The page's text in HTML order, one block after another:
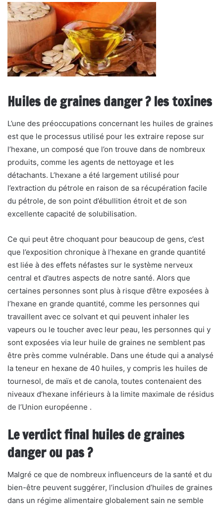
Huiles de graines danger ? les toxines
L’une des préoccupations concernant les huiles de graines
est que le processus utilisé pour les extraire repose sur
l’hexane, un composé que l’on trouve dans de nombreux
produits, comme les agents de nettoyage et les
détachants. L’hexane a été largement utilisé pour
l’extraction du pétrole en raison de sa récupération facile
du pétrole, de son point d’ébullition étroit et de son
excellente capacité de solubilisation.
Ce qui peut être choquant pour beaucoup de gens, c’est
que l’exposition chronique à l’hexane en grande quantité
est liée à des effets néfastes sur le système nerveux
central et d’autres aspects de notre santé. Alors que
certaines personnes sont plus à risque d’être exposées à
l’hexane en grande quantité, comme les personnes qui
travaillent avec ce solvant et qui peuvent inhaler les
vapeurs ou le toucher avec leur peau, les personnes qui y
sont exposées via leur huile de graines ne semblent pas
être près comme vulnérable. Dans une étude qui a analysé
la teneur en hexane de 40 huiles, y compris les huiles de
tournesol, de maïs et de canola, toutes contenaient des
niveaux d’hexane inférieurs à la limite maximale de résidus
de l’Union européenne .
Le verdict final huiles de graines
danger ou pas ?
Malgré ce que de nombreux influenceurs de la santé et du
bien-être peuvent suggérer, l’inclusion d’huiles de graines
dans un régime alimentaire globalement sain ne semble